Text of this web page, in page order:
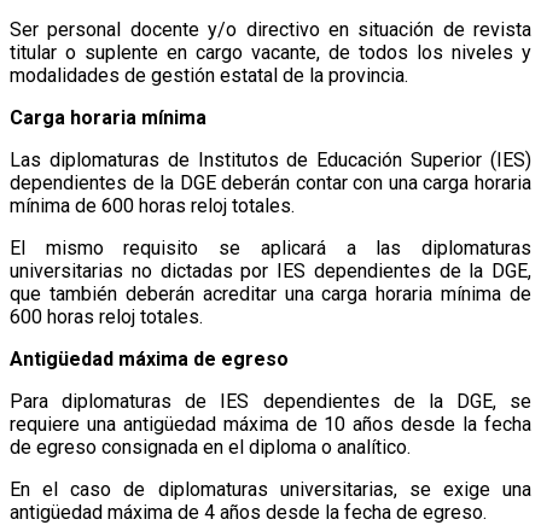
Ser personal docente y/o directivo en situación de revista
titular o suplente en cargo vacante, de todos los niveles y
modalidades de gestión estatal de la provincia.
Carga horaria mínima
Las diplomaturas de Institutos de Educación Superior (IES)
dependientes de la DGE deberán contar con una carga horaria
mínima de 600 horas reloj totales.
El mismo requisito se aplicará a las diplomaturas
universitarias no dictadas por IES dependientes de la DGE,
que también deberán acreditar una carga horaria mínima de
600 horas reloj totales.
Antigüedad máxima de egreso
Para diplomaturas de IES dependientes de la DGE, se
requiere una antigüedad máxima de 10 años desde la fecha
de egreso consignada en el diploma o analítico.
En el caso de diplomaturas universitarias, se exige una
antigüedad máxima de 4 años desde la fecha de egreso.